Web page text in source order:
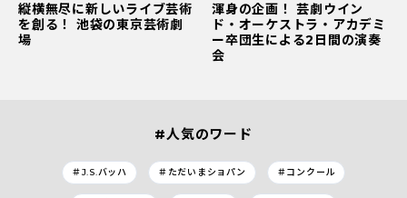
縦横無尽に新しいライブ芸術
を創る！ 池袋の東京芸術劇
場
渾身の企画！ 芸劇ウイン
ド・オーケストラ・アカデミ
ー卒団生による2日間の演奏
会
#人気のワード
＃J.S.バッハ ＃ただいまショパン ＃コンクール